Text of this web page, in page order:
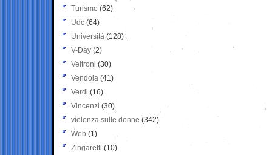
Turismo (62)
Udc (64)
Università (128)
V-Day (2)
Veltroni (30)
Vendola (41)
Verdi (16)
Vincenzi (30)
violenza sulle donne (342)
Web (1)
Zingaretti (10)